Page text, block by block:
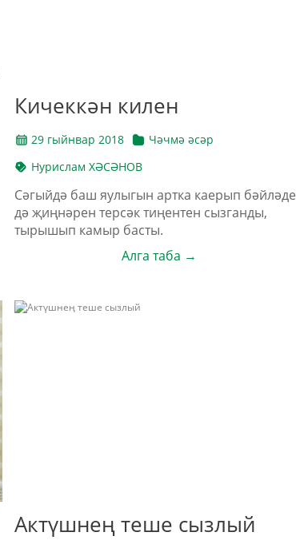
Кичеккән килен
29 гыйнвар 2018
Чәчмә әсәр
Нурислам ХӘСӘНОВ
Сәгыйдә баш яулыгын артка каерып бәйләде
дә җиңнәрен терсәк тиңентен сызганды,
тырышып камыр басты.
Алга таба →
Актүшнең теше сызлый